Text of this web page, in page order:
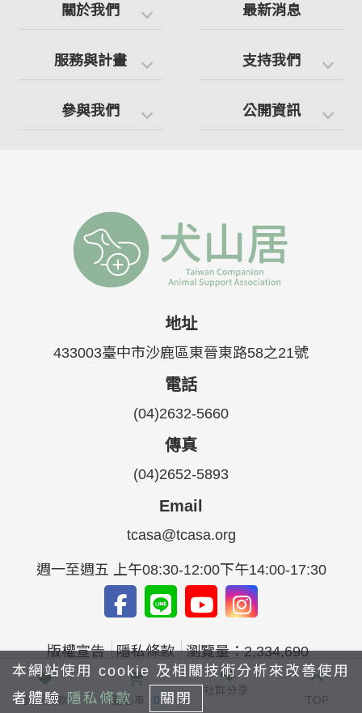
關於我們 最新消息
服務與計畫 支持我們
參與我們 公開資訊
地址
433003臺中市沙鹿區東晉東路58之21號
電話
(04)2632-5660
傳真
(04)2652-5893
Email
tcasa@tcasa.org
週一至週五 上午08:30-12:00下午14:00-17:30
版權宣告 隱私條款 瀏覽量：2,334,690
我要捐款 愛心車 0
社群分享
TOP
本網站使用 cookie 及相關技術分析來改善使用
者體驗 隱私條款 關閉